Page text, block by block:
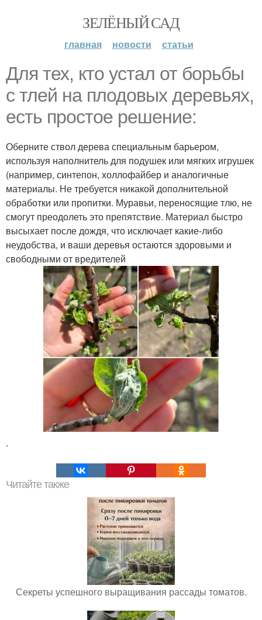
ЗЕЛЁНЫЙ САД
главная новости статьи
Для тех, кто устал от борьбы
с тлей на плодовых деревьях,
есть простое решение:
Оберните ствол дерева специальным барьером,
используя наполнитель для подушек или мягких игрушек
(например, синтепон, холлофайбер и аналогичные
материалы. Не требуется никакой дополнительной
обработки или пропитки. Муравьи, переносящие тлю, не
смогут преодолеть это препятствие. Материал быстро
высыхает после дождя, что исключает какие-либо
неудобства, и ваши деревья остаются здоровыми и
свободными от вредителей
.
Читайте также
Секреты успешного выращивания рассады томатов.